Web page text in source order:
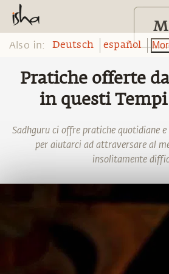
Also in: Deutsch español
Pratiche offerte
in questi
Sadhguru ci offre pratiche quotidiane
per aiutarci ad attraversare al
insolitamente